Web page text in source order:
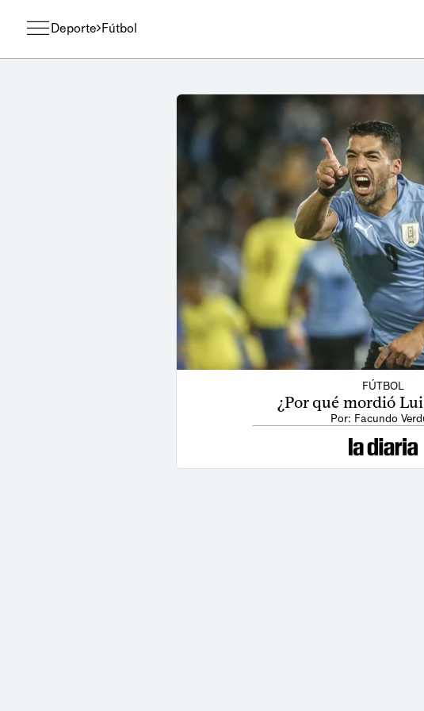
Deporte Fútbol
FÚTBOL
¿Por qué mordió
Por: Facundo